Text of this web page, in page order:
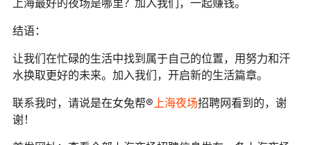
结语：
让我们在忙碌的生活中找到属于自己的位置，用努力和汗
水换取更好的未来。加入我们，开启新的生活篇章。
联系我时，请说是在女兔帮® 上海夜场招聘网看到的，谢
谢！